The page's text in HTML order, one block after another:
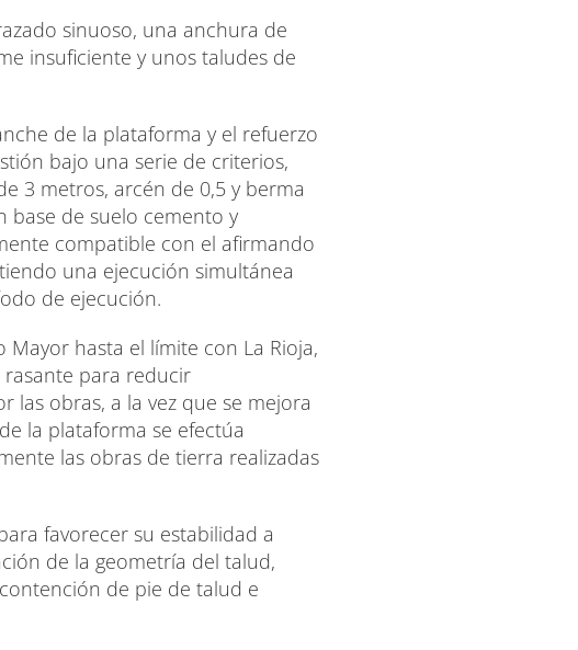
sinuoso, una anchura de
insuficiente y unos taludes de
de la plataforma y el refuerzo
bajo una serie de criterios,
3 metros, arcén de 0,5 y berma
base de suelo cemento y
compatible con el afirmando
una ejecución simultánea
de ejecución.
hasta el límite con La Rioja,
para reducir
las obras, a la vez que se mejora
la plataforma se efectúa
las obras de tierra realizadas
favorecer su estabilidad a
de la geometría del talud,
de pie de talud e